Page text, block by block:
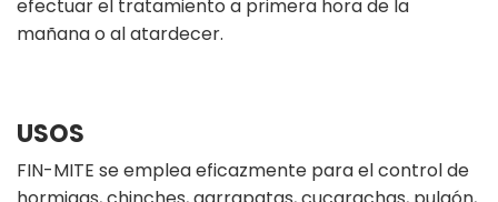
efectuar el tratamiento a primera hora de la
mañana o al atardecer.
USOS
FIN-MITE se emplea eficazmente para el control de